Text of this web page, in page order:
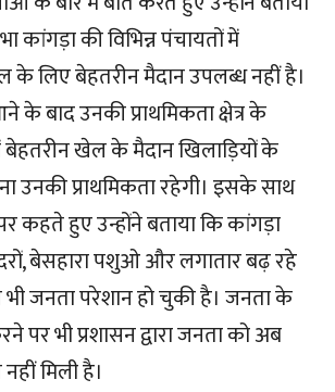
कांगड़ा की विभिन्न पंचायतों में
के लिए बेहतरीन मैदान उपलब्ध नहीं है।
बाद उनकी प्राथमिकता क्षेत्र के
बेहतरीन खेल के मैदान खिलाड़ियों के
उनकी प्राथमिकता रहेगी। इसके साथ
कहते हुए उन्होंने बताया कि कांगड़ा
बेसहारा पशुओ और लगातार बढ़ रहे
जनता परेशान हो चुकी है। जनता के
पर भी प्रशासन द्वारा जनता को अब
मिली है।